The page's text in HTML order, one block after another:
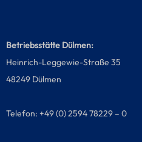
Betriebsstätte Dülmen:
Heinrich-Leggewie-Straße 35
48249 Dülmen
Telefon: +49 (0) 2594 78229 – 0